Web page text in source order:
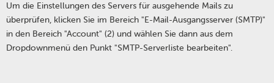
Um die Einstellungen des Servers für ausgehende Mails zu
überprüfen, klicken Sie im Bereich "E-Mail-Ausgangsserver (SMTP)"
in den Bereich "Account" (2) und wählen Sie dann aus dem
Dropdownmenü den Punkt "SMTP-Serverliste bearbeiten".